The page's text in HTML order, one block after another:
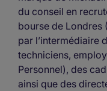
du conseil en
bourse de Londres
par l’intermédiaire
techniciens,
Personnel), des
ainsi que des